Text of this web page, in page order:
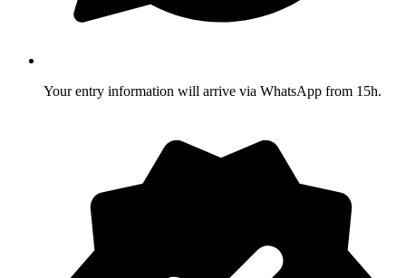
Your entry information will arrive via WhatsApp from 15h.